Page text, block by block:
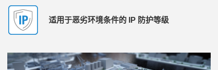
适用于恶劣环境条件的 IP 防护等级